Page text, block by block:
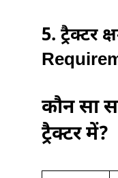
5. ट्रैक्टर
कौन सा
ट्रैक्टर में?